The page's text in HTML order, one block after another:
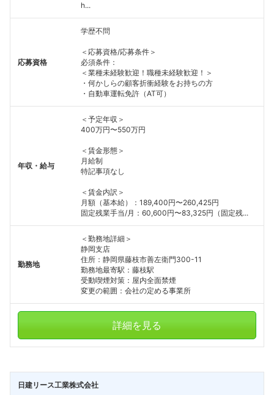
h...
応募資格
学歴不問
＜応募資格/応募条件＞
必須条件：
＜業種未経験歓迎！職種未経験歓迎！＞
・何かしらの顧客折衝経験をお持ちの方
・自動車運転免許（AT可）
年収・給与
＜予定年収＞
400万円〜550万円
＜賃金形態＞
月給制
特記事項なし
＜賃金内訳＞
月額（基本給）：189,400円〜260,425円
固定残業手当/月：60,600円〜83,325円（固定残...
勤務地
＜勤務地詳細＞
静岡支店
住所：静岡県藤枝市善左衛門300-11
勤務地最寄駅：藤枝駅
受動喫煙対策：屋内全面禁煙
変更の範囲：会社の定める事業所
詳細を見る
日建リース工業株式会社